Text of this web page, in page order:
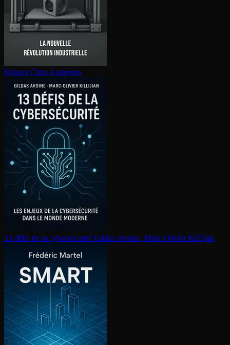
Makers Chris Anderson
13 défis de la cy­ber­sé­cu­ri­té Gildas Avoine, Marc-Olivier Killijian